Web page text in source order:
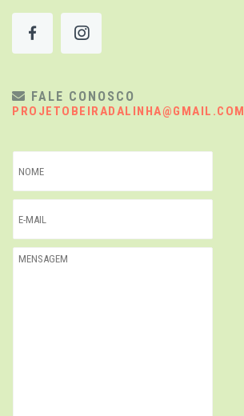
FALE CONOSCO
PROJETOBEIRADALINHA@GMAIL.COM